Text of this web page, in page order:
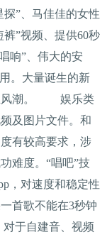
探”、马佳佳的女性
”视频、提供60秒
响”、伟大的安
。大量诞生的新
业风潮。 娱乐类
及图片文件。和
有较高要求，涉
难度。“唱吧”技
，对速度和稳定性
首歌不能在3秒钟
于自建音、视频